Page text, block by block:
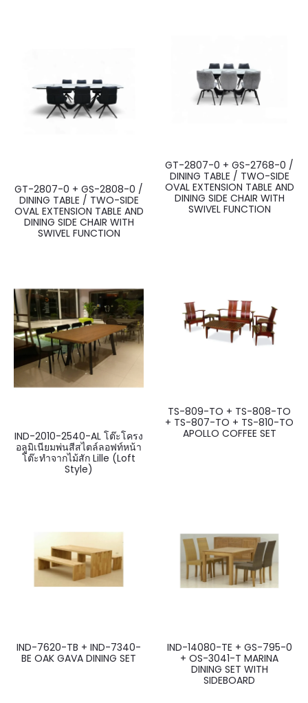
GT-2807-0 + GS-2808-0 /
DINING TABLE / TWO-SIDE
OVAL EXTENSION TABLE AND
DINING SIDE CHAIR WITH
SWIVEL FUNCTION
GT-2807-0 + GS-2768-0 /
DINING TABLE / TWO-SIDE
OVAL EXTENSION TABLE AND
DINING SIDE CHAIR WITH
SWIVEL FUNCTION
IND-2010-2540-AL โต๊ะโครง
อลูมิเนียมพ่นสีสไตล์ลอฟท์หน้า
โต๊ะทำจากไม้สัก Lille (Loft
Style)
TS-809-TO + TS-808-TO
+ TS-807-TO + TS-810-TO
APOLLO COFFEE SET
IND-7620-TB + IND-7340-
BE OAK GAVA DINING SET
IND-14080-TE + GS-795-0
+ OS-3041-T MARINA
DINING SET WITH
SIDEBOARD